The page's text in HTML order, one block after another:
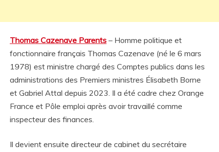
Thomas Cazenave Parents – Homme politique et
fonctionnaire français Thomas Cazenave (né le 6 mars
1978) est ministre chargé des Comptes publics dans les
administrations des Premiers ministres Élisabeth Borne
et Gabriel Attal depuis 2023. Il a été cadre chez Orange
France et Pôle emploi après avoir travaillé comme
inspecteur des finances.
Il devient ensuite directeur de cabinet du secrétaire